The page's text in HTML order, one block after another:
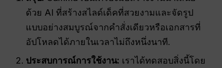
ด้วย AI ที่สร้างสไลด์เด็คที่สวยงามและจัดรูป
แบบอย่างสมบูรณ์จากคำสั่งเดียวหรือเอกสารที่
อัปโหลดได้ภายในเวลาไม่ถึงหนึ่งนาที.
ประสบการณ์การใช้งาน: เราได้ทดสอบสิ่งนี้โดย